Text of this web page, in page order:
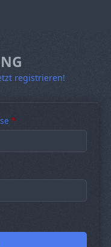
registrieren!
*